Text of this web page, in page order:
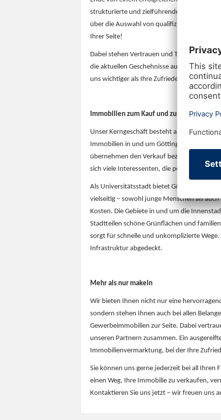
strukturierte und zielführende
über die Auswahl von qualifizierten
Ihrer Seite!
Dabei stehen Vertrauen und Transparenz
die aktuellen Geschehnisse auf dem
uns wichtiger als Ihre Zufriedenheit!
Immobilien zum Kauf und zur Miete in
Unser Kerngeschäft besteht aus dem
Immobilien in und um Göttingen. Gerne
übernehmen den Verkauf beziehungsweise
sich viele Interessenten, die perfekt zu
Als Universitätsstadt bietet Göttingen
vielseitig – sowohl junge Menschen als
Kosten. Die Gebiete in und um die
Stadtteilen schöne Grünflächen und
sorgt für schnelle und unkomplizierte
Infrastruktur abgedeckt.
Mehr als nur makeln
Wir bieten Ihnen nicht nur eine
sondern stehen Ihnen auch bei allen
Gewerbeimmobilien zur Seite. Dabei
unseren Partnern zusammen. Ein
Immobilienvermarktung, bei der Ihre
Sie können uns gerne jederzeit bei all Ihren
einen Weg, Ihre Immobilie zu verkaufen,
Kontaktieren Sie uns jetzt – wir freuen uns